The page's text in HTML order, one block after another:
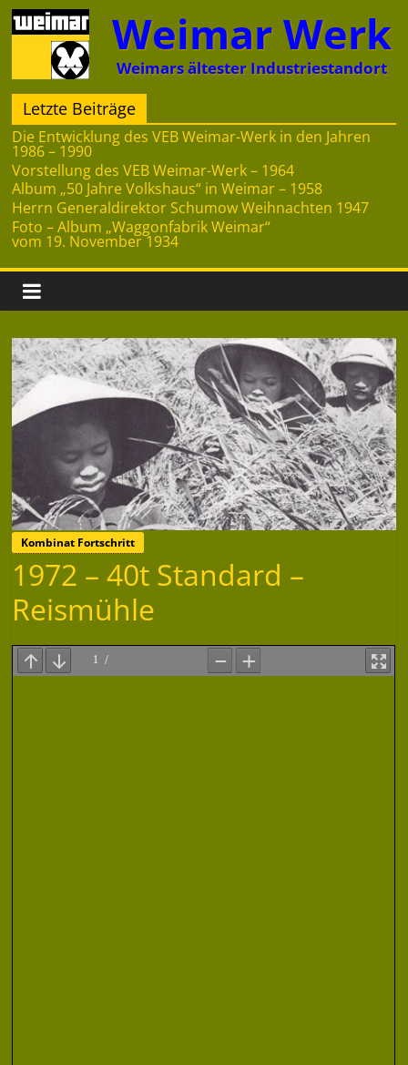
Zum
Inhalt
springen
Weimar Werk
Weimars ältester Industriestandort
Letzte Beiträge
Die Entwicklung des VEB Weimar-Werk in den Jahren
1986 – 1990
Vorstellung des VEB Weimar-Werk – 1964
Album „50 Jahre Volkshaus“ in Weimar – 1958
Herrn Generaldirektor Schumow Weihnachten 1947
Foto – Album „Waggonfabrik Weimar“
vom 19. November 1934
Kombinat Fortschritt
1972 – 40t Standard –
Reismühle